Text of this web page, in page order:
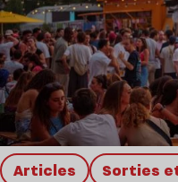
Articles Sorties